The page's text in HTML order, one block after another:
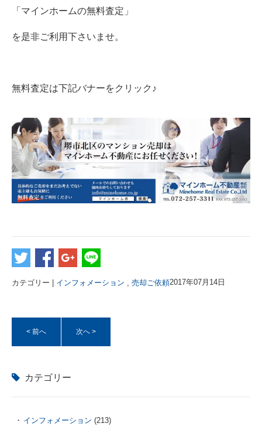
「マインホームの無料査定」
を是非ご利用下さいませ。
無料査定は下記バナーをクリック♪
カテゴリー | インフォメーション 売却ご依頼2017年07月14日
< 前へ 次へ >
カテゴリー
インフォメーション (213)